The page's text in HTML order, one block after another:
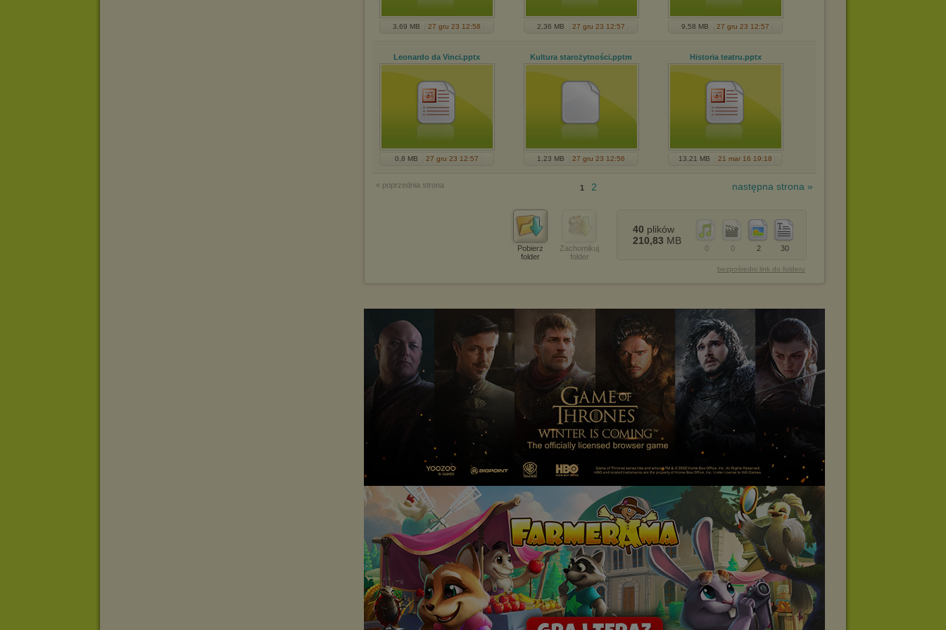
3,69 MB 27 gru 23 12:58 2,36 MB 27 gru 23 12:57 9,58 MB 27 gru 23 12:57
Leonardo da Vinci.pptx
0,8 MB 27 gru 23 12:57
Kultura starożytności.pptm
1,23 MB 27 gru 23 12:56
Historia teatru.pptx
13,21 MB 21 mar 16 19:18
« poprzednia strona następna strona »
1 2
Pobierz
folder
Zachomikuj
folder
30
2
0
0
40 plików
210,83 MB
bezpośredni link do folderu